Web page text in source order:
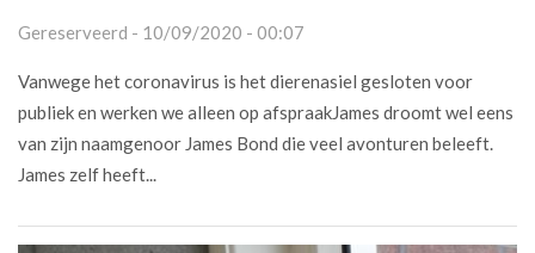
Gereserveerd - 10/09/2020 - 00:07
Vanwege het coronavirus is het dierenasiel gesloten voor
publiek en werken we alleen op afspraakJames droomt wel eens
van zijn naamgenoor James Bond die veel avonturen beleeft.
James zelf heeft...